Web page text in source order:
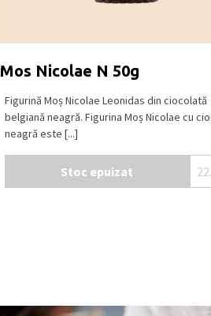
Mos Nicolae N 50g
Figurină Moș Nicolae Leonidas din ciocolată
belgiană neagră. Figurina Moș Nicolae cu
neagră este [...]
Stoc epuizat